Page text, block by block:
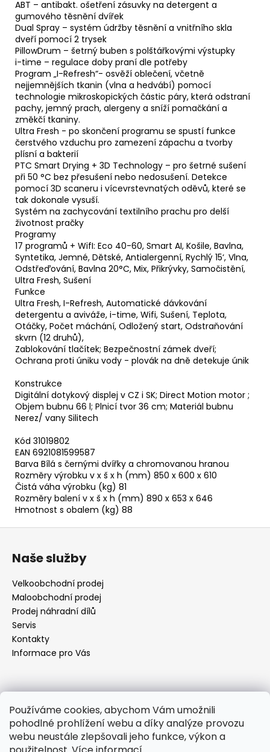
Používáme cookies, abychom Vám umožnili
pohodlné prohlížení webu a díky analýze provozu
webu neustále zlepšovali jeho funkce, výkon a
ABT – antibakt. ošetření zásuvky na detergent a
gumového těsnění dvířek
Dual Spray – systém údržby těsnění a vnitřního skla
dveří pomocí 2 trysek
PillowDrum – šetrný buben s polštářkovými výstupky
i-time – regulace doby praní dle potřeby
Program „I-Refresh“- osvěží oblečení, včetně
nejjemnějších tkanin (vlna a hedvábí) pomocí
technologie mikroskopických částic páry, která odstraní
pachy, jemný prach, alergeny a sníží pomačkání a
změkčí tkaniny.
Ultra Fresh - po skončení programu se spustí funkce
čerstvého vzduchu pro zamezení zápachu a tvorby
plísní a bakterií
PTC Smart Drying + 3D Technology – pro šetrné sušení
při 50 °C bez přesušení nebo nedosušení. Detekce
pomocí 3D scaneru i vícevrstevnatých oděvů, které se
tak dokonale vysuší.
Systém na zachycování textilního prachu pro delší
životnost pračky
Programy
17 programů + WifI: Eco 40-60, Smart AI, Košile, Bavlna,
Syntetika, Jemné, Dětské, Antialergenní, Rychlý 15‘, Vlna,
Odstřeďování, Bavlna 20°C, Mix, Přikrývky, Samočistění,
Ultra Fresh, Sušení
Funkce
Ultra Fresh, I-Refresh, Automatické dávkování
detergentu a aviváže, i-time, Wifi, Sušení, Teplota,
Otáčky, Počet máchání, Odložený start, Odstraňování
skvrn (12 druhů),
Zablokování tlačítek; Bezpečnostní zámek dveří;
Ochrana proti úniku vody - plovák na dně detekuje únik
Konstrukce
Digitální dotykový displej v CZ i SK; Direct Motion motor ;
Objem bubnu 66 l; Plnicí tvor 36 cm; Materiál bubnu
Nerez/ vany Silitech
Kód 31019802
EAN 6921081599587
Barva Bílá s černými dvířky a chromovanou hranou
Rozměry výrobku v x š x h (mm) 850 x 600 x 610
Čistá váha výrobku (kg) 81
Rozměry balení v x š x h (mm) 890 x 653 x 646
Hmotnost s obalem (kg) 88
Naše služby
Velkoobchodní prodej
Maloobchodní prodej
Prodej náhradní dílů
Servis
Kontakty
Informace pro Vás
objednavky@elektrorezny.cz
602 155 983